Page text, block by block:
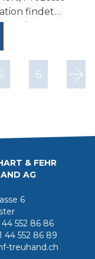
findet
das
bis
6
& FEHR
AG
6
44 552 86 86
44 552 86 89
treuhand.ch